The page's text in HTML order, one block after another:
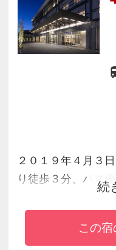
２０１９年４月３
り徒歩３分、バス
好立地です。ゆと
しており、ゆっく
けます。スタッフ
続
この